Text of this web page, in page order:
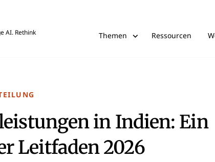
AI. Rethink
Themen Ressourcen
in Indien: Ein
Leitfaden 2026